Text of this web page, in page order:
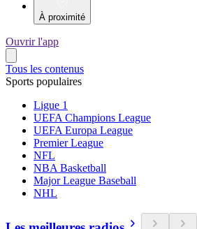
À proximité
Ouvrir l'app
Tous les contenus
Sports populaires
Ligue 1
UEFA Champions League
UEFA Europa League
Premier League
NFL
NBA Basketball
Major League Baseball
NHL